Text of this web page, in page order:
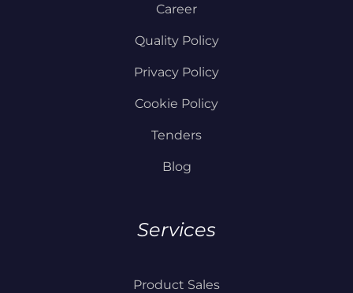
Career
Quality Policy
Privacy Policy
Cookie Policy
Tenders
Blog
Services
Product Sales